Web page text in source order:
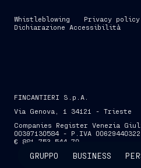
GRUPPO BUSINESS
Whistleblowing Privacy policy
Dichiarazione Accessibilità
FINCANTIERI S.p.A.
Via Genova, 1 34121 - Trieste
Companies Register Venezia
00397130584 - P.IVA
€ 881.753.544,70